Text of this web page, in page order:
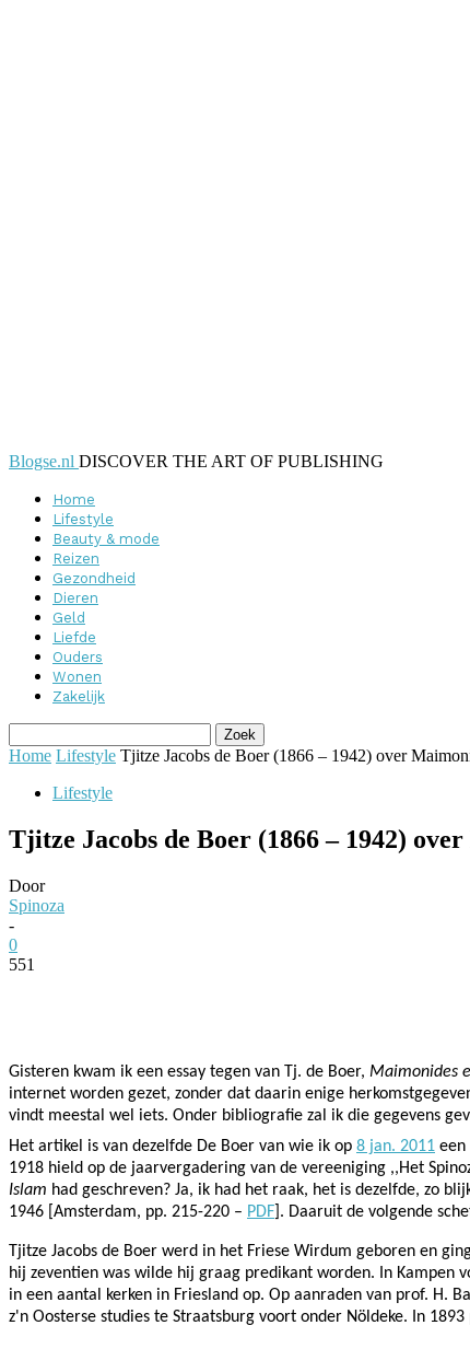
Blogse.nl DISCOVER THE ART OF PUBLISHING
Home
Lifestyle
Beauty & mode
Reizen
Gezondheid
Dieren
Geld
Liefde
Ouders
Wonen
Zakelijk
Home Lifestyle Tjitze Jacobs de Boer (1866 – 1942) over
Lifestyle
Tjitze Jacobs de Boer (1866 – 1942)
Door
Spinoza
-
0
551
Gisteren kwam ik een essay tegen van Tj. de Boer, Maimonides
internet worden gezet, zonder dat daarin enige
vindt meestal wel iets. Onder bibliografie zal ik die gegevens
Het artikel is van dezelfde De Boer van wie ik op 8 jan. 2011 een
1918 hield op de jaarvergadering van de vereeniging ,,Het
Islam had geschreven? Ja, ik had het raak, het is dezelfde, zo
1946 [Amsterdam, pp. 215-220 – PDF ]. Daaruit de volgende
Tjitze Jacobs de Boer werd in het Friese Wirdum geboren en
hij zeventien was wilde hij graag predikant worden. In Kampen
in een aantal kerken in Friesland op. Op aanraden van prof. H.
z'n Oosterse studies te Straatsburg voort onder Nöldeke. In